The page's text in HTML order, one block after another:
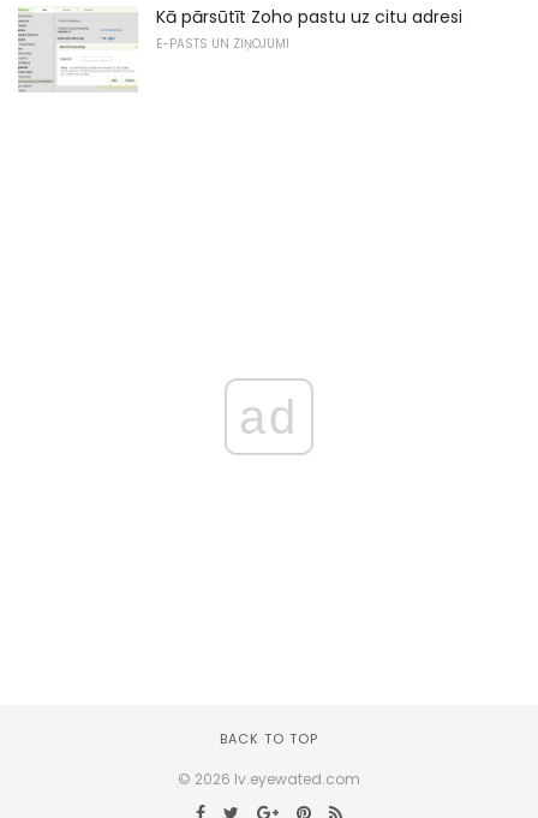
Kā pārsūtīt Zoho pastu uz citu adresi
E-PASTS UN ZIŅOJUMI
ad
BACK TO TOP
© 2026 lv.eyewated.com